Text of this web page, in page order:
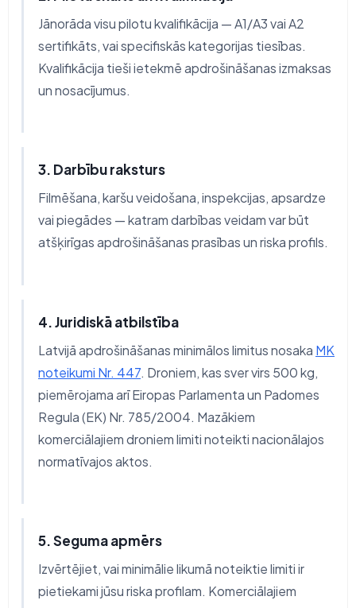
Jānorāda visu pilotu kvalifikācija — A1/A3 vai A2
sertifikāts, vai specifiskās kategorijas tiesības.
Kvalifikācija tieši ietekmē apdrošināšanas izmaksas
un nosacījumus.
3. Darbību raksturs
Filmēšana, karšu veidošana, inspekcijas, apsardze
vai piegādes — katram darbības veidam var būt
atšķirīgas apdrošināšanas prasības un riska profils.
4. Juridiskā atbilstība
Latvijā apdrošināšanas minimālos limitus nosaka MK
noteikumi Nr. 447. Droniem, kas sver virs 500 kg,
piemērojama arī Eiropas Parlamenta un Padomes
Regula (EK) Nr. 785/2004. Mazākiem
komerciālajiem droniem limiti noteikti nacionālajos
normatīvajos aktos.
5. Seguma apmērs
Izvērtējiet, vai minimālie likumā noteiktie limiti ir
pietiekami jūsu riska profilam. Komerciālajiem